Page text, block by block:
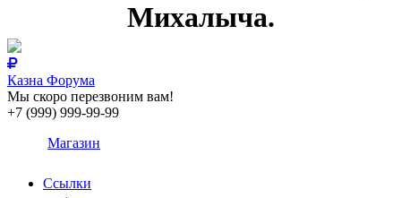
Михалыча.
Казна Форума
Мы скоро перезвоним вам!
+7 (999) 999-99-99
Магазин
Ссылки